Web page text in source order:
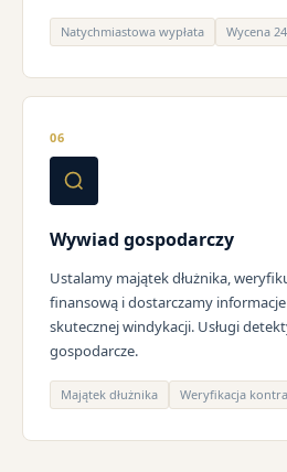
Natychmiastowa wypłata Wycena
06
Wywiad gospodarczy
Ustalamy majątek dłużnika,
finansową i dostarczamy
skutecznej windykacji. Usługi
gospodarcze.
Majątek dłużnika Weryfikacja